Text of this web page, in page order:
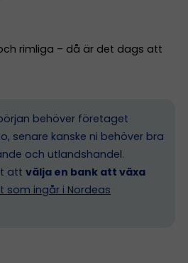
rimliga – då är det dags att
behöver företaget
senare kanske ni behöver bra
och utlandshandel.
att välja en bank att växa
som ingår i Nordeas